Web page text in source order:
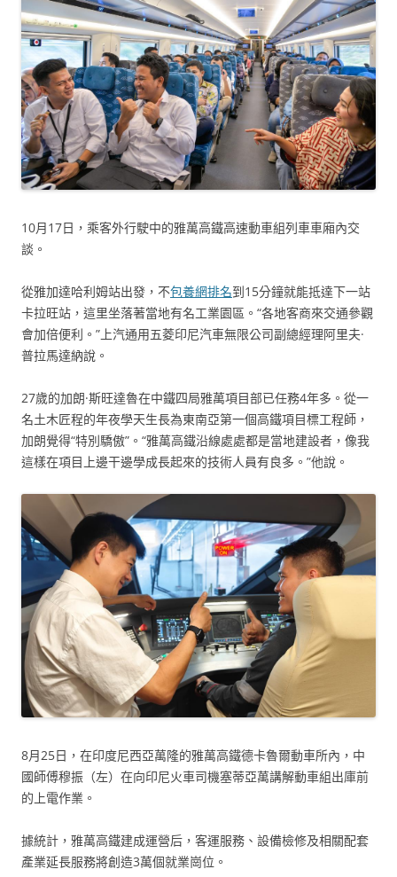
10月17日，乘客外行駛中的雅萬高鐵高速動車組列車車廂內交
談。
從雅加達哈利姆站出發，不包養網排名到15分鐘就能抵達下一站
卡拉旺站，這里坐落著當地有名工業園區。“各地客商來交通參觀
會加倍便利。”上汽通用五菱印尼汽車無限公司副總經理阿里夫·
普拉馬達納說。
27歲的加朗·斯旺達魯在中鐵四局雅萬項目部已任務4年多。從一
名土木匠程的年夜學天生長為東南亞第一個高鐵項目標工程師，
加朗覺得“特別驕傲”。“雅萬高鐵沿線處處都是當地建設者，像我
這樣在項目上邊干邊學成長起來的技術人員有良多。”他說。
8月25日，在印度尼西亞萬隆的雅萬高鐵德卡魯爾動車所內，中
國師傅穆振（左）在向印尼火車司機塞蒂亞萬講解動車組出庫前
的上電作業。
據統計，雅萬高鐵建成運營后，客運服務、設備檢修及相關配套
產業延長服務將創造3萬個就業崗位。